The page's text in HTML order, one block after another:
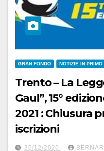
GRAN FONDO NOTIZIE IN PRIMO
Trento – La
Gaul”, 15°
2021 : Chiusura
iscrizioni
30/12/2020